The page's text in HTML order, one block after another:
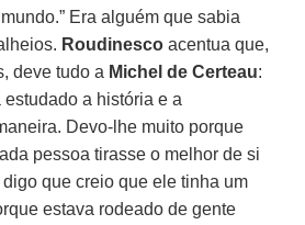
Era alguém que sabia
Roudinesco acentua que,
deve tudo a Michel de Certeau:
estudado a história e a
Devo-lhe muito porque
pessoa tirasse o melhor de si
que creio que ele tinha um
estava rodeado de gente